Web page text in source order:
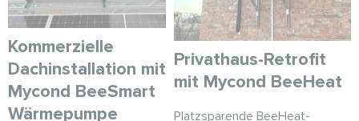
Kommerzielle
Dachinstallation mit
Mycond BeeSmart
Wärmepumpe
Privathaus-Retrofit
mit Mycond BeeHeat
Platzsparende BeeHeat-